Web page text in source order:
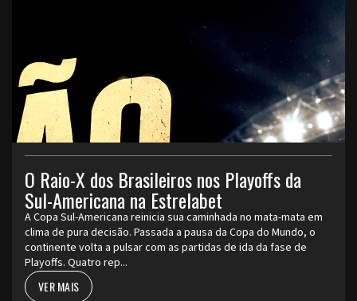
O Raio-X dos Brasileiros nos Playoffs da
Sul-Americana na Estrelabet
A Copa Sul-Americana reinicia sua caminhada no mata-mata em
clima de pura decisão. Passada a pausa da Copa do Mundo, o
continente volta a pulsar com as partidas de ida da fase de
Playoffs. Quatro rep...
VER MAIS